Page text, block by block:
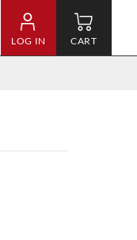
LOG IN CART